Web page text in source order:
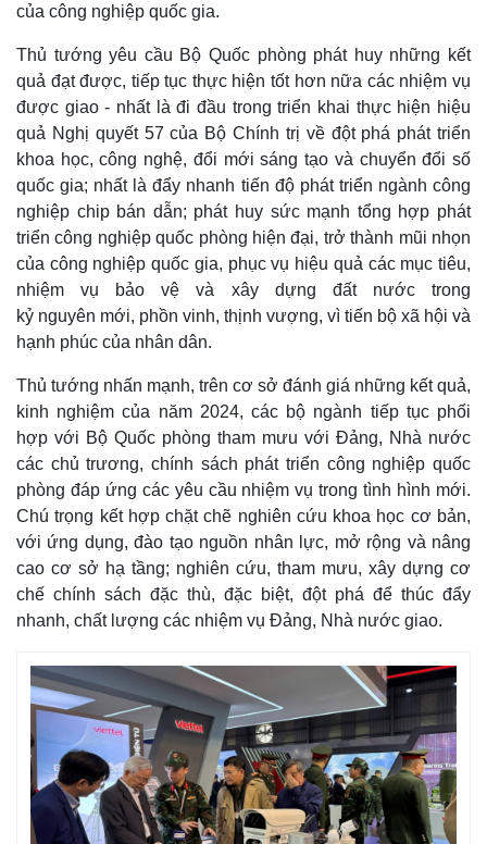
Kinh tế
Bất động sản
Thị trường
Giá vàng
Tỷ giá
Giá cà phê
của công nghiệp quốc gia.
Thủ tướng yêu cầu Bộ Quốc phòng phát huy những kết
quả đạt được, tiếp tục thực hiện tốt hơn nữa các nhiệm vụ
được giao - nhất là đi đầu trong triển khai thực hiện hiệu
quả Nghị quyết 57 của Bộ Chính trị về đột phá phát triển
khoa học, công nghệ, đổi mới sáng tạo và chuyển đổi số
quốc gia; nhất là đẩy nhanh tiến độ phát triển ngành công
nghiệp chip bán dẫn; phát huy sức mạnh tổng hợp phát
triển công nghiệp quốc phòng hiện đại, trở thành mũi nhọn
của công nghiệp quốc gia, phục vụ hiệu quả các mục tiêu,
nhiệm vụ bảo vệ và xây dựng đất nước trong
kỷ nguyên mới, phồn vinh, thịnh vượng, vì tiến bộ xã hội và
hạnh phúc của nhân dân.
Thủ tướng nhấn mạnh, trên cơ sở đánh giá những kết quả,
kinh nghiệm của năm 2024, các bộ ngành tiếp tục phối
hợp với Bộ Quốc phòng tham mưu với Đảng, Nhà nước
các chủ trương, chính sách phát triển công nghiệp quốc
phòng đáp ứng các yêu cầu nhiệm vụ trong tình hình mới.
Chú trọng kết hợp chặt chẽ nghiên cứu khoa học cơ bản,
với ứng dụng, đào tạo nguồn nhân lực, mở rộng và nâng
cao cơ sở hạ tầng; nghiên cứu, tham mưu, xây dựng cơ
chế chính sách đặc thù, đặc biệt, đột phá để thúc đẩy
nhanh, chất lượng các nhiệm vụ Đảng, Nhà nước giao.